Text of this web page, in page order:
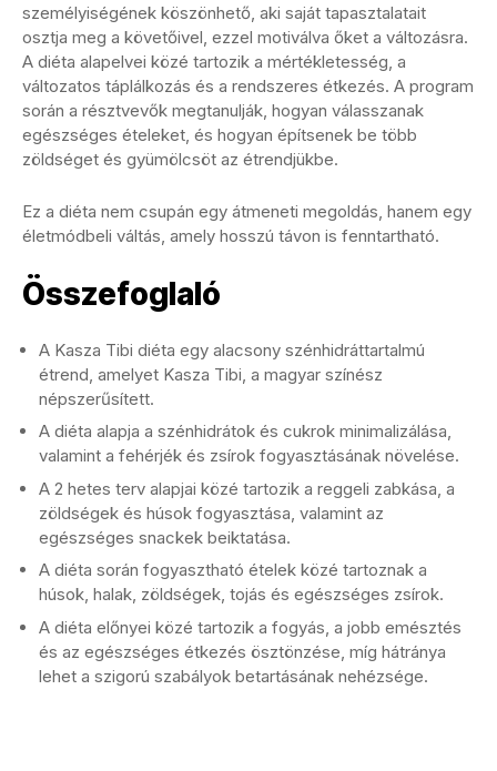
személyiségének köszönhető, aki saját tapasztalatait
osztja meg a követőivel, ezzel motiválva őket a változásra.
A diéta alapelvei közé tartozik a mértékletesség, a
változatos táplálkozás és a rendszeres étkezés. A program
során a résztvevők megtanulják, hogyan válasszanak
egészséges ételeket, és hogyan építsenek be több
zöldséget és gyümölcsöt az étrendjükbe.
Ez a diéta nem csupán egy átmeneti megoldás, hanem egy
életmódbeli váltás, amely hosszú távon is fenntartható.
Összefoglaló
A Kasza Tibi diéta egy alacsony szénhidráttartalmú
étrend, amelyet Kasza Tibi, a magyar színész
népszerűsített.
A diéta alapja a szénhidrátok és cukrok minimalizálása,
valamint a fehérjék és zsírok fogyasztásának növelése.
A 2 hetes terv alapjai közé tartozik a reggeli zabkása, a
zöldségek és húsok fogyasztása, valamint az
egészséges snackek beiktatása.
A diéta során fogyasztható ételek közé tartoznak a
húsok, halak, zöldségek, tojás és egészséges zsírok.
A diéta előnyei közé tartozik a fogyás, a jobb emésztés
és az egészséges étkezés ösztönzése, míg hátránya
lehet a szigorú szabályok betartásának nehézsége.